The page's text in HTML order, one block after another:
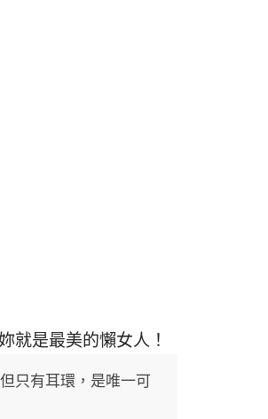
就是最美的懶女人！
只有耳環，是唯一可